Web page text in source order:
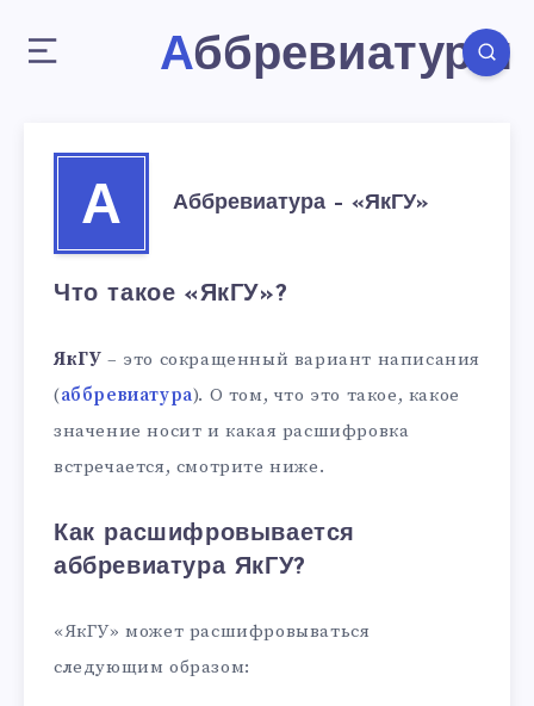
Аббревиатуры
А Аббревиатура – «ЯкГУ»
Что такое «ЯкГУ»?
ЯкГУ – это сокращенный вариант написания
(аббревиатура). О том, что это такое, какое
значение носит и какая расшифровка
встречается, смотрите ниже.
Как расшифровывается
аббревиатура ЯкГУ?
«ЯкГУ» может расшифровываться
следующим образом: